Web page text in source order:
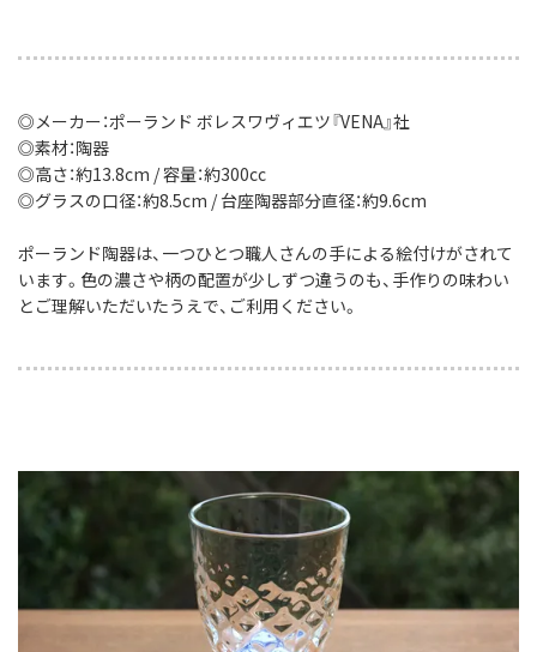
◎メーカー：ポーランド ボレスワヴィエツ『VENA』社
◎素材：陶器
◎高さ：約13.8cm / 容量：約300cc
◎グラスの口径：約8.5cm / 台座陶器部分直径：約9.6cm
ポーランド陶器は、一つひとつ職人さんの手による絵付けがされて
います。色の濃さや柄の配置が少しずつ違うのも、手作りの味わい
とご理解いただいたうえで、ご利用ください。